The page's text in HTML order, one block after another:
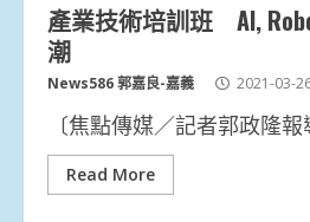
產業技術培訓班 AI,
潮
News586 郭嘉良-嘉義 2021-03-
〔焦點傳媒／記者郭政隆
Read More